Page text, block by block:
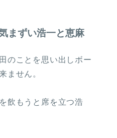
まずい浩一と恵麻
のことを思い出しボー
ません。
飲もうと席を立つ浩